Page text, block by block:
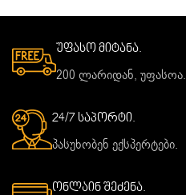
უფასო მიტანა.
200 ლარიდან, უფასოა.
24/7 საპორტი.
პასუხობენ ექსპერტები.
ონლაინ შეძენა.